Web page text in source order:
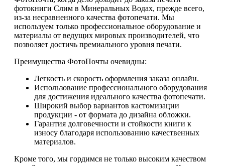
фотокниги Слим в Минеральных Водах, прежде всего,
из-за несравненного качества фотопечати. Мы
используем только профессиональное оборудование и
материалы от ведущих мировых производителей, что
позволяет достичь премиального уровня печати.
Преимущества ФотоПочты очевидны:
Легкость и скорость оформления заказа онлайн.
Использование профессионального оборудования
для достижения идеального качества фотопечати.
Широкий выбор вариантов кастомизации
продукции - от формата до дизайна обложки.
Гарантия долговечности и стойкости книги к
износу благодаря использованию качественных
материалов.
Кроме того, мы гордимся не только высоким качеством